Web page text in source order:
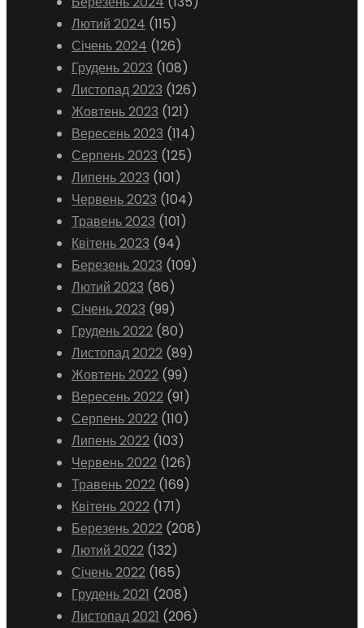
Лютий 2024 (115)
Січень 2024 (126)
Грудень 2023 (108)
Листопад 2023 (126)
Жовтень 2023 (121)
Вересень 2023 (114)
Серпень 2023 (125)
Липень 2023 (101)
Червень 2023 (104)
Травень 2023 (101)
Квітень 2023 (94)
Березень 2023 (109)
Лютий 2023 (86)
Січень 2023 (99)
Грудень 2022 (80)
Листопад 2022 (89)
Жовтень 2022 (99)
Вересень 2022 (91)
Серпень 2022 (110)
Липень 2022 (103)
Червень 2022 (126)
Травень 2022 (169)
Квітень 2022 (171)
Березень 2022 (208)
Лютий 2022 (132)
Січень 2022 (165)
Грудень 2021 (208)
Листопад 2021 (206)